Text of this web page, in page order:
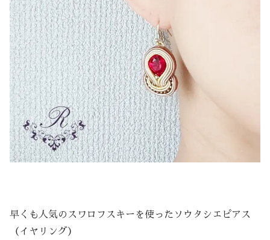
早くも人気のスワロフスキーを使ったソウタシエピアス
（イヤリング）